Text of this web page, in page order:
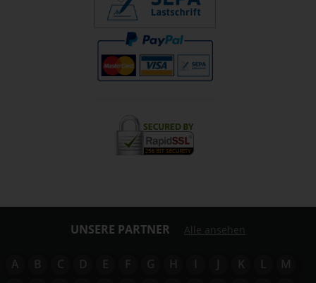
UNSERE PARTNER Alle ansehen
A B C D E F G H I J K L
M